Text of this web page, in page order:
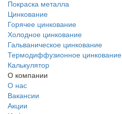
Покраска металла
Цинкование
Горячее цинкование
Холодное цинкование
Гальваническое цинкование
Термодиффузионное цинкование
Калькулятор
О компании
О нас
Вакансии
Акции